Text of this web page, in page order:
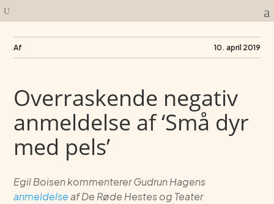
Af 10. april 2019
Overraskende negativ
anmeldelse af ‘Små dyr
med pels’
Egil Boisen kommenterer Gudrun Hagens
anmeldelseaf De Røde Hestes og Teater